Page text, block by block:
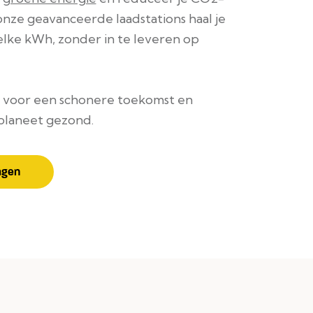
geavanceerde laadstations haal je
kWh, zonder in te leveren op
een schonere toekomst en
gezond.